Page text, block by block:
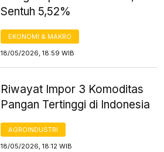
Sentuh 5,52%
EKONOMI & MAKRO
18/05/2026, 18:59 WIB
Riwayat Impor 3 Komoditas
Pangan Tertinggi di Indonesia
AGROINDUSTRI
18/05/2026, 18:12 WIB